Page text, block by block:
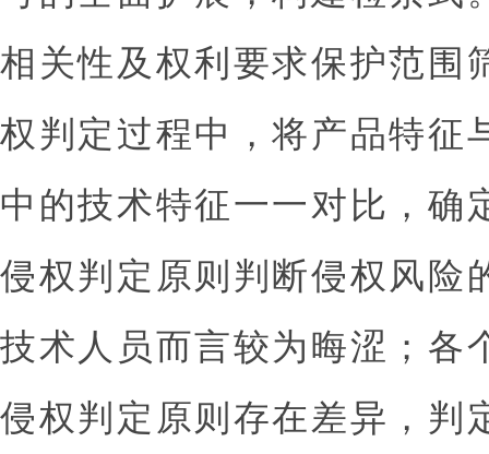
相关性及权利要求保护范围
权判定过程中，将产品特征
中的技术特征一一对比，确
侵权判定原则判断侵权风险
技术人员而言较为晦涩；各
侵权判定原则存在差异，判